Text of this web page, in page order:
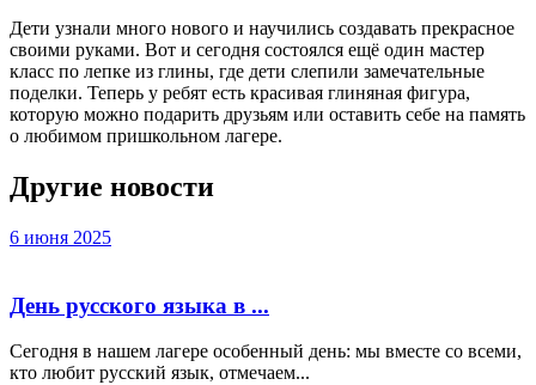
Дети узнали много нового и научились создавать прекрасное
своими руками. Вот и сегодня состоялся ещё один мастер
класс по лепке из глины, где дети слепили замечательные
поделки. Теперь у ребят есть красивая глиняная фигура,
которую можно подарить друзьям или оставить себе на память
о любимом пришкольном лагере.
Другие новости
6 июня 2025
День русского языка в ...
Сегодня в нашем лагере особенный день: мы вместе со всеми,
кто любит русский язык, отмечаем...